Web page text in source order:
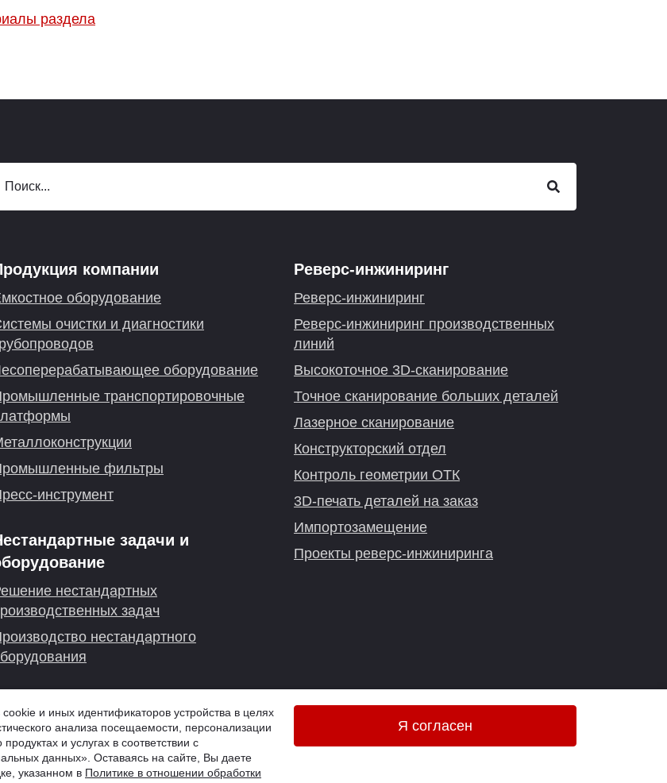
раздела
компании
оборудование
очистки и диагностики
оборудование
транспортировочные
фильтры
инструмент
задачи и
нестандартных
задач
нестандартного
Реверс-инжиниринг
Реверс-инжиниринг
Реверс-инжиниринг производственных
линий
Высокоточное 3D-сканирование
Точное сканирование больших деталей
Лазерное сканирование
Конструкторский отдел
Контроль геометрии ОТК
3D-печать деталей на заказ
Импортозамещение
Проекты реверс-инжиниринга
Онлайн-консультация
и иных идентификаторов устройства в целях
анализа посещаемости, персонализации
и услугах в соответствии с
данных». Оставаясь на сайте, Вы даете
указанном в Политике в отношении обработки
Я согласен